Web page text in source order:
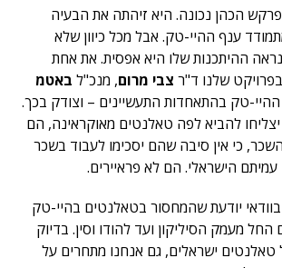
הכהן נכונה. היא זיהתה את הבעיה
ענף ההיי-טק. אבל מכל כיוון שלא
ההיתכנות שלו היא אפסית. את אחת
שלנו ד"ר צבי מרום, מנכ"ל באטמ
ההיי-טק בהתאחדות התעשיינים – וצודק בכך.
להביא לפה טאלנטים מאוקראינה, הם
כי אין סיבה שהם יסכימו לעבוד בשכר
עמיתם הישראלי. הם לא פראיירים.
יודעת שהמחסור בטאלנטים בהיי-טק
החל מעמק הסיליקון ועד להודו וסין. בדיוק
טאלנטים ישראלים, גם אנחנו מתחרים על